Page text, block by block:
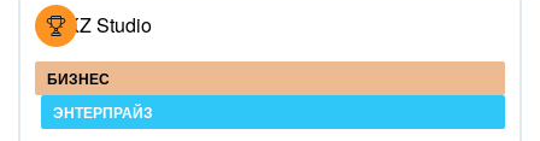
BK.KZ Studio
БИЗНЕС
ЭНТЕРПРАЙЗ